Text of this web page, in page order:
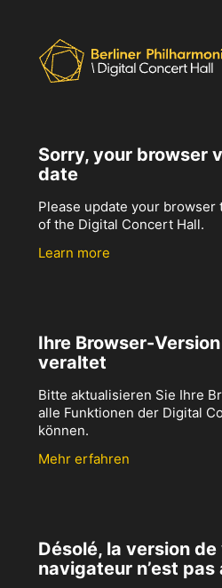
Sorry, your browser
date
Please update your browser
of the Digital Concert Hall.
Learn more
Ihre Browser-
veraltet
Bitte aktualisieren Sie Ihre
alle Funktionen der Digital
können.
Mehr erfahren
Désolé, la version
navigateur n’est pas